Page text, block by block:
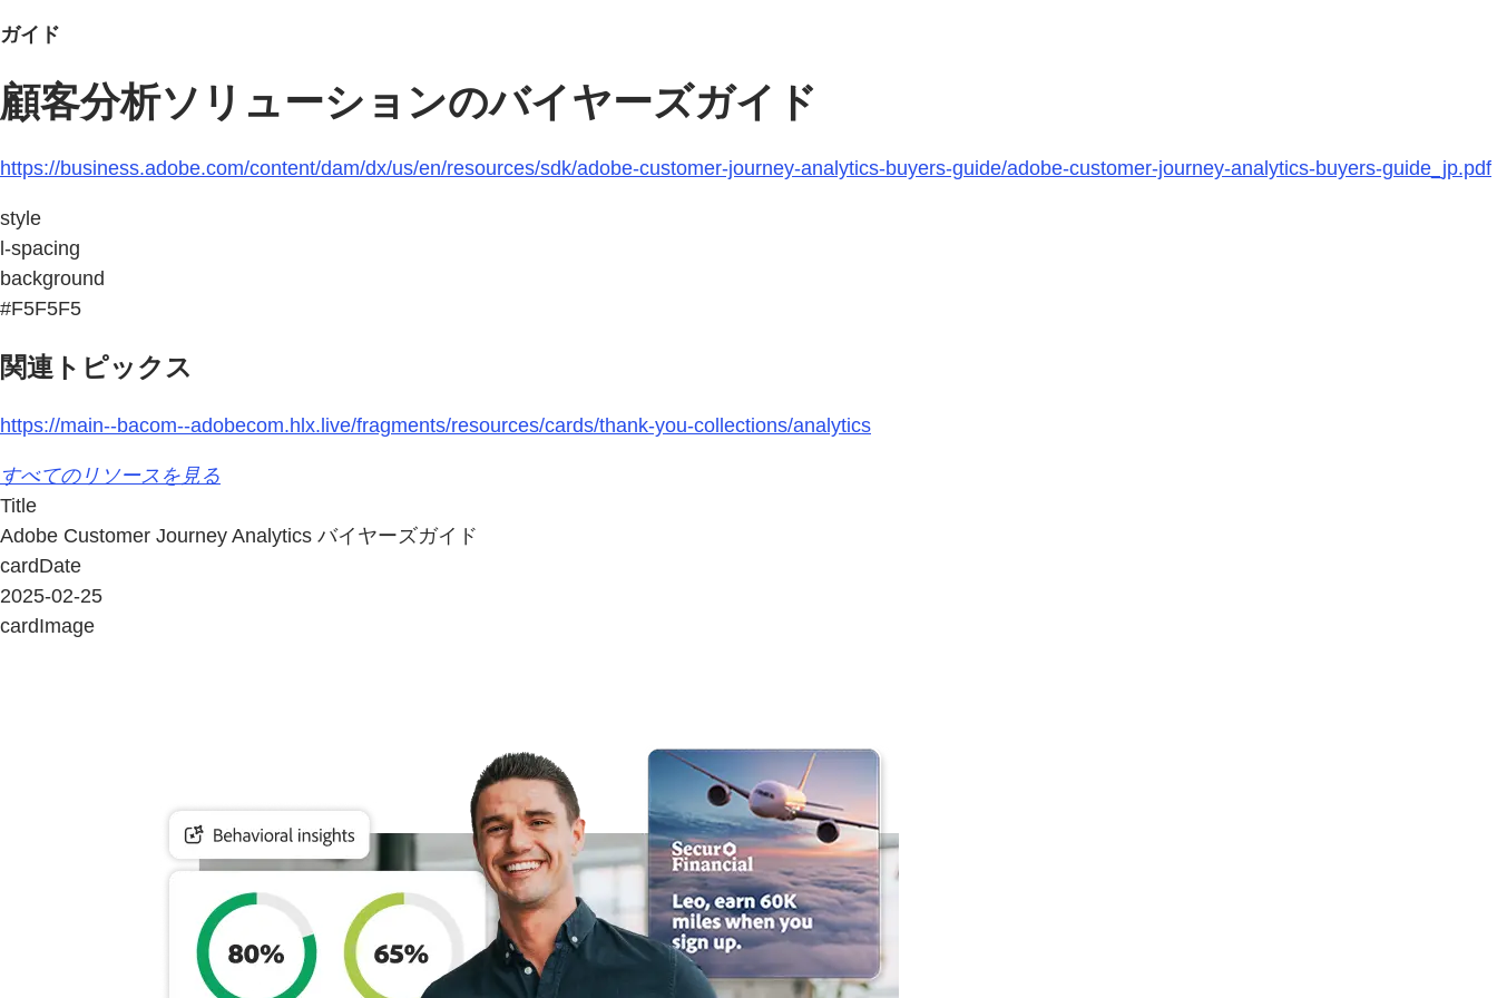
ガイド
顧客分析ソリューションのバイヤーズガイド
https://business.adobe.com/content/dam/dx/us/en/resources/sdk/adobe-customer-journey-analytics-buyers-guide/adobe-customer-journey-analytics-buyers-guide_jp.pdf
style
l-spacing
background
#F5F5F5
関連トピックス
https://main--bacom--adobecom.hlx.live/fragments/resources/cards/thank-you-collections/analytics
すべてのリソースを見る
Title
Adobe Customer Journey Analytics バイヤーズガイド
cardDate
2025-02-25
cardImage